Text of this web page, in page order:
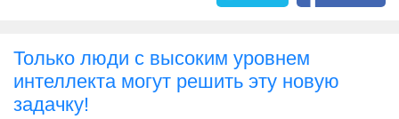
Только люди с высоким уровнем
интеллекта могут решить эту новую
задачку!